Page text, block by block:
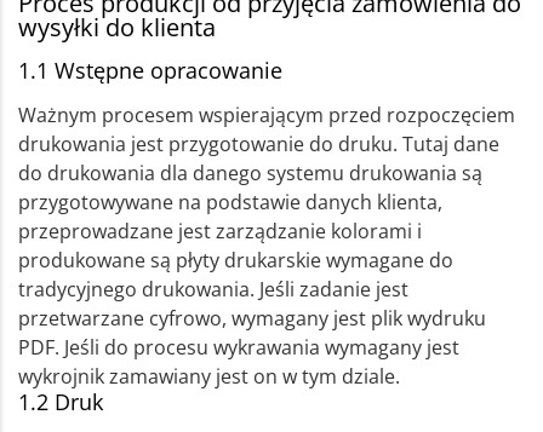
wysyłki do klienta
1.1 Wstępne opracowanie
Ważnym procesem wspierającym przed rozpoczęciem
drukowania jest przygotowanie do druku. Tutaj dane
do drukowania dla danego systemu drukowania są
przygotowywane na podstawie danych klienta,
przeprowadzane jest zarządzanie kolorami i
produkowane są płyty drukarskie wymagane do
tradycyjnego drukowania. Jeśli zadanie jest
przetwarzane cyfrowo, wymagany jest plik wydruku
PDF. Jeśli do procesu wykrawania wymagany jest
wykrojnik zamawiany jest on w tym dziale.
1.2 Druk